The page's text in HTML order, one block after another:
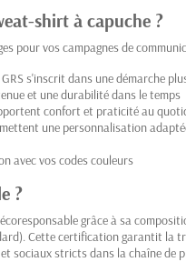
shirt à capuche ?
pour vos campagnes de
s'inscrit dans une démarche
et une durabilité dans le temps
confort et praticité au
une personnalisation
avec vos codes couleurs
?
grâce à sa
Cette certification garantit la
sociaux stricts dans la chaîne de